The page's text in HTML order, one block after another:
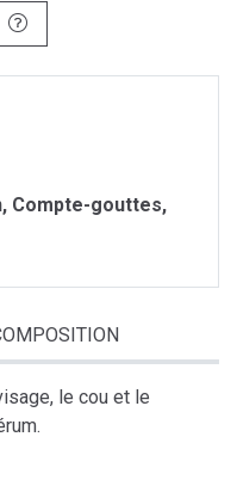
Compte-gouttes,
le cou et le